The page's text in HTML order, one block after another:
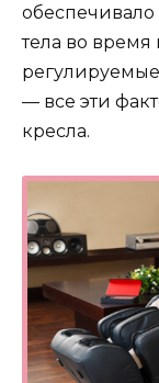
тела во
— все эти
кресла.